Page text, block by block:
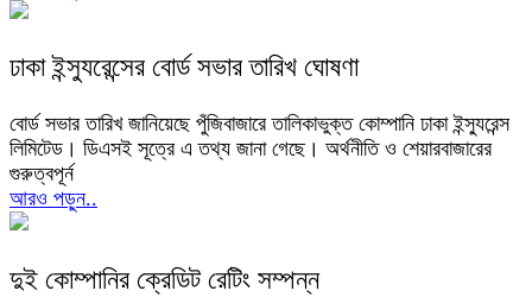
ঢাকা ইন্স্যুরেন্সের বোর্ড সভার তারিখ ঘোষণা
বোর্ড সভার তারিখ জানিয়েছে পুঁজিবাজারে তালিকাভুক্ত কোম্পানি ঢাকা ইন্স্যুরেন্স
লিমিটেড। ডিএসই সূত্রে এ তথ্য জানা গেছে। অর্থনীতি ও শেয়ারবাজারের
গুরুত্বপূর্ন
আরও পড়ুন..
দুই কোম্পানির ক্রেডিট রেটিং সম্পন্ন